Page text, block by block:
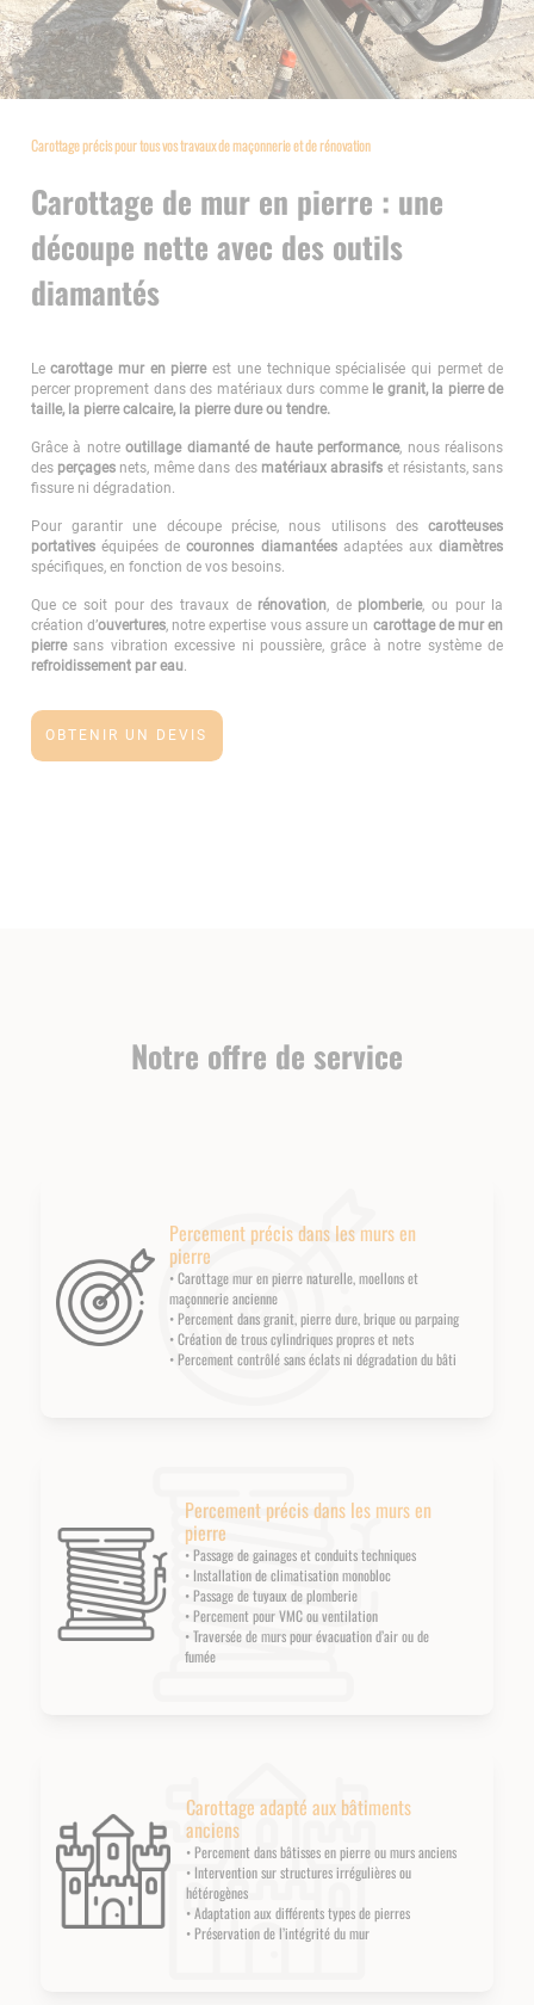
Carottage précis pour tous vos travaux de maçonnerie et de rénovation
Carottage de mur en pierre : une
découpe nette avec des outils
diamantés
Lecarottage mur en pierreest une technique spécialisée qui permet de
percer proprement dans des matériaux durs comme le granit, la pierre de
taille, la pierre calcaire, la pierre dure ou tendre.
Grâce à notreoutillage diamanté de haute performance, nous réalisons
des perçagesnets, même dans des matériaux abrasifs et résistants, sans
fissure ni dégradation.
Pour garantir une découpe précise, nous utilisons descarotteuses
portativeséquipées decouronnes diamantéesadaptées auxdiamètres
spécifiques, en fonction de vos besoins.
Que ce soit pour des travaux de rénovation, de plomberie, ou pour la
création d’ouvertures, notre expertise vous assure un carottage de mur en
pierresans vibration excessive ni poussière, grâce à notre système de
refroidissement par eau.
OBTENIR UN DEVIS
Notre offre de service
Percement précis dans les murs en
pierre
• Carottage mur en pierre naturelle, moellons et
maçonnerie ancienne
• Percement dans granit, pierre dure, brique ou parpaing
• Création de trous cylindriques propres et nets
• Percement contrôlé sans éclats ni dégradation du bâti
Percement précis dans les murs en
pierre
• Passage de gainages et conduits techniques
• Installation de climatisation monobloc
• Passage de tuyaux de plomberie
• Percement pour VMC ou ventilation
• Traversée de murs pour évacuation d’air ou de
fumée
Carottage adapté aux bâtiments
anciens
• Percement dans bâtisses en pierre ou murs anciens
• Intervention sur structures irrégulières ou
hétérogènes
• Adaptation aux différents types de pierres
• Préservation de l’intégrité du mur